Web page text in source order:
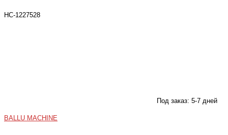
НС-1227528
Под заказ: 5-7 дней
BALLU MACHINE